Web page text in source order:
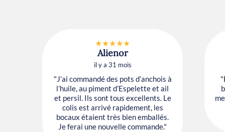
★★★★★
Alienor
il y a 31 mois
"J’ai commandé des pots d’anchois à
l’huile, au piment d’Espelette et ail
et persil. Ils sont tous excellents. Le
colis est arrivé rapidement, les
bocaux étaient très bien emballés.
Je ferai une nouvelle commande."